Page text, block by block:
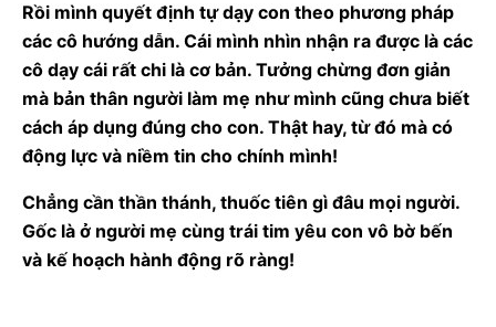
Rồi mình quyết định tự dạy con theo phương pháp
các cô hướng dẫn. Cái mình nhìn nhận ra được là các
cô dạy cái rất chi là cơ bản. Tưởng chừng đơn giản
mà bản thân người làm mẹ như mình cũng chưa biết
cách áp dụng đúng cho con. Thật hay, từ đó mà có
động lực và niềm tin cho chính mình!
Chẳng cần thần thánh, thuốc tiên gì đâu mọi người.
Gốc là ở người mẹ cùng trái tim yêu con vô bờ bến
và kế hoạch hành động rõ ràng!